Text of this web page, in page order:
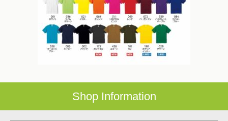
Shop Information